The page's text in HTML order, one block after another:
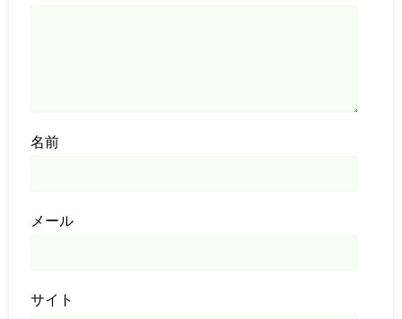
名前
メール
サイト